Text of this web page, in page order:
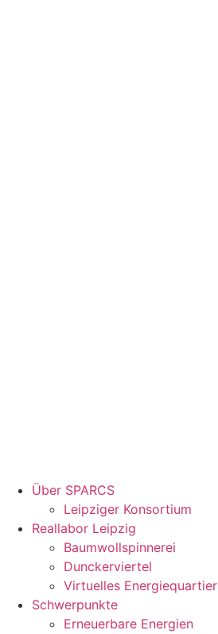
Über SPARCS
Leipziger Konsortium
Reallabor Leipzig
Baumwollspinnerei
Dunckerviertel
Virtuelles Energiequartier
Schwerpunkte
Erneuerbare Energien